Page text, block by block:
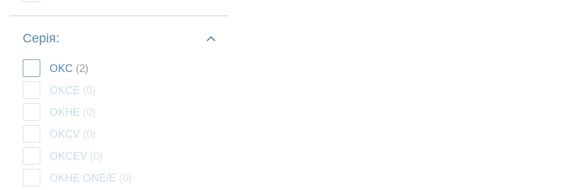
Серія:
OKC (2)
OKCE (0)
OKHE (0)
OKCV (0)
OKCEV (0)
OKHE ONE/E (0)